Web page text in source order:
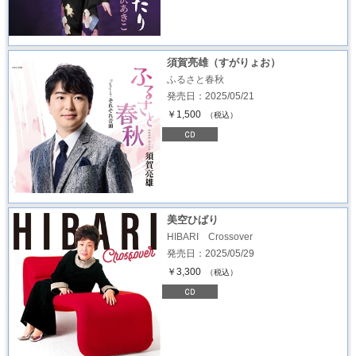
須賀亮雄（すがりょお）
ふるさと春秋
発売日：2025/05/21
￥1,500
（税込）
美空ひばり
HIBARI Crossover
発売日：2025/05/29
￥3,300
（税込）